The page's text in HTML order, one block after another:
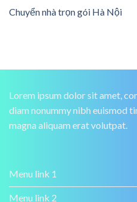
Chuyển nhà trọn gói Hà Nội
Lorem ipsum dolor sit amet,
diam nonummy nibh euismod
magna aliquam erat volutpat.
Menu link 1
Menu link 2